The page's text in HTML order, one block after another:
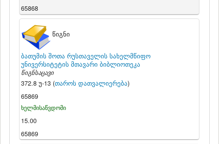
65868
წიგნი
ბათუმის შოთა რუსთაველის სახელმწიფო
უნივერსიტეტის მთავარი ბიბლიოთეკა
წიგნსაცავი
372.8 უ-13 (თაროს დათვალიერება)
65869
ხელმისაწვდომი
15.00
65869